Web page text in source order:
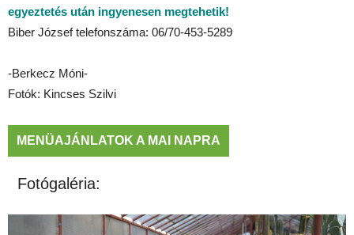
egyeztetés után ingyenesen megtehetik!
Biber József telefonszáma: 06/70-453-5289
-Berkecz Móni-
Fotók: Kincses Szilvi
MENÜAJÁNLATOK A MAI NAPRA
Fotógaléria: